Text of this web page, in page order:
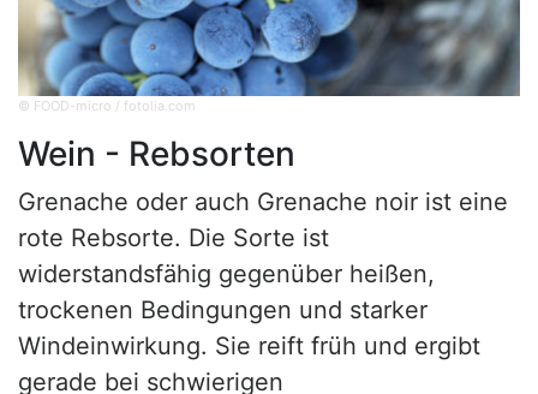
© FOOD-micro / fotolia.com
Wein - Rebsorten
Grenache oder auch Grenache noir ist eine
rote Rebsorte. Die Sorte ist
widerstandsfähig gegenüber heißen,
trockenen Bedingungen und starker
Windeinwirkung. Sie reift früh und ergibt
gerade bei schwierigen